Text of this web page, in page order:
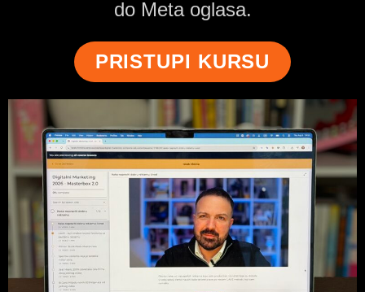
do Meta oglasa.
PRISTUPI KURSU